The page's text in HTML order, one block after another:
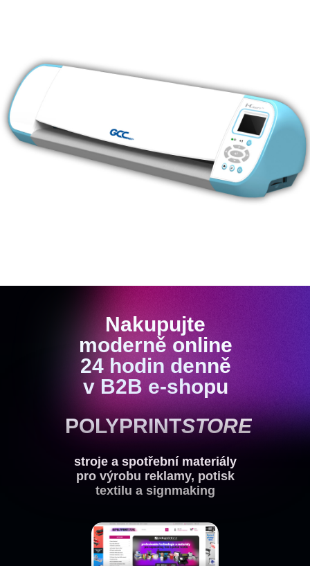
POLYPRINTSTORE
Nakupujte
moderně online
24 hodin denně
v B2B e-shopu
stroje a spotřební materiály
pro výrobu reklamy, potisk
textilu a signmaking
Nakupujte
moderně online
24 hodin denně v
B2B e-shopu